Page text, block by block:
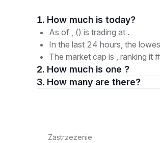
1. How much is today?
As of , () is trading at .
In the last 24 hours, the
The market cap is , ranking it
2. How much is one ?
3. How many are there?
Zastrzeżenie